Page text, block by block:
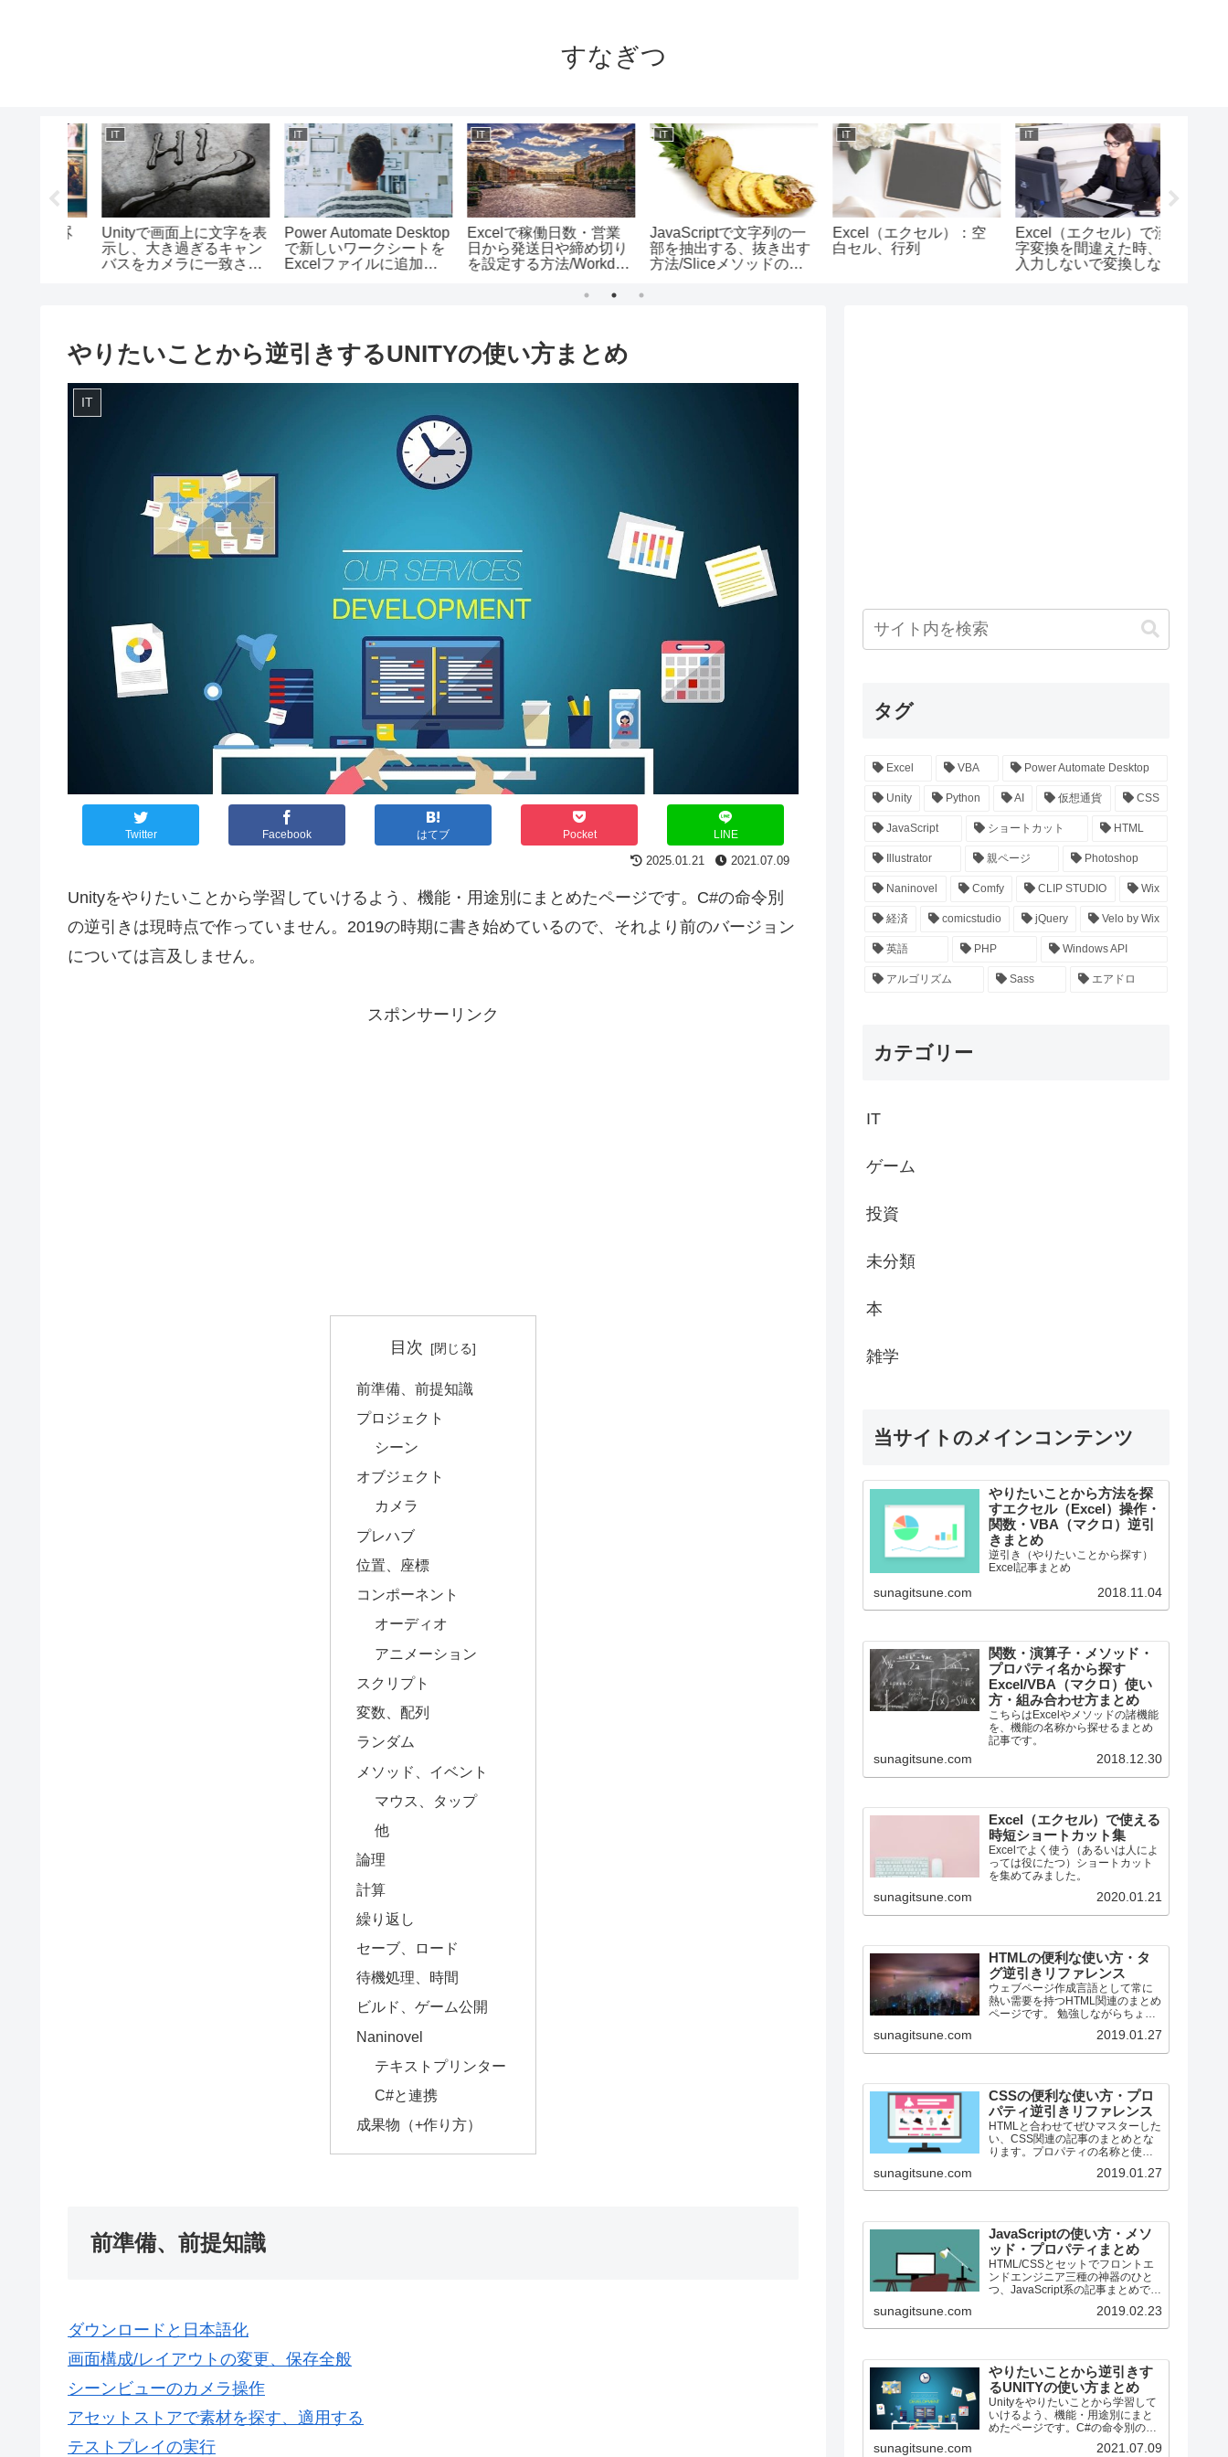
すなぎつ
IT
Unityで画面上に文字を表
示し、大き過ぎるキャン
バスをカメラに一致させ
Power Automate Desktop
で新しいワークシートを
Excelファイルに追加す
IT
Excelで稼働日数・営業
日から発送日や締め切り
を設定する方法/Workday
IT
JavaScriptで文字列の一
部を抽出する、抜き出す
方法/Sliceメソッドの使
Excel（エクセル）：空
白セル、行列
Excel（エクセル）で漢
字変換を間違えた時、再
入力しないで変換しなお
やりたいことから逆引きするUNITYの使い方まとめ
IT
Twitter Facebook はてブ Pocket LINE
2025.01.21 2021.07.09
Unityをやりたいことから学習していけるよう、機能・用途別にまとめたページです。C#の命令別
の逆引きは現時点で作っていません。2019の時期に書き始めているので、それより前のバージョン
については言及しません。
スポンサーリンク
目次
前準備、前提知識
プロジェクト
シーン
オブジェクト
カメラ
プレハブ
位置、座標
コンポーネント
オーディオ
アニメーション
スクリプト
変数、配列
ランダム
メソッド、イベント
マウス、タップ
他
論理
計算
繰り返し
セーブ、ロード
待機処理、時間
ビルド、ゲーム公開
Naninovel
テキストプリンター
C#と連携
成果物（+作り方）
前準備、前提知識
ダウンロードと日本語化
画面構成/レイアウトの変更、保存全般
シーンビューのカメラ操作
アセットストアで素材を探す、適用する
テストプレイの実行
タグ
Excel VBA Power Automate Desktop
Unity Python AI 仮想通貨 CSS
JavaScript ショートカット HTML
Illustrator 親ページ Photoshop
Naninovel Comfy CLIP STUDIO Wix
経済 comicstudio jQuery Velo by Wix
英語 PHP Windows API
アルゴリズム Sass エアドロ
カテゴリー
IT
ゲーム
投資
未分類
本
雑学
当サイトのメインコンテンツ
やりたいことから方法を探
すエクセル（Excel）操作・
関数・VBA（マクロ）逆引
きまとめ
逆引き（やりたいことから探す）
Excel記事まとめ
sunagitsune.com 2018.11.04
関数・演算子・メソッド・
プロパティ名から探す
Excel/VBA（マクロ）使い
方・組み合わせ方まとめ
こちらはExcelやメソッドの諸機能
を、機能の名称から探せるまとめ
記事です。
sunagitsune.com 2018.12.30
Excel（エクセル）で使える
時短ショートカット集
Excelでよく使う（あるいは人によ
っては役にたつ）ショートカット
を集めてみました。
sunagitsune.com 2020.01.21
HTMLの便利な使い方・タ
グ逆引きリファレンス
ウェブページ作成言語として常に
熱い需要を持つHTML関連のまとめ
ページです。 勉強しながらちょっ
sunagitsune.com 2019.01.27
CSSの便利な使い方・プロ
パティ逆引きリファレンス
HTMLと合わせてぜひマスターした
い、CSS関連の記事のまとめとな
ります。プロパティの名称と使用
ちょっととっても数少ないです
が、段々増える予定です。
sunagitsune.com 2019.01.27
JavaScriptの使い方・メソ
ッド・プロパティまとめ
HTML/CSSとセットでフロントエ
ンドエンジニア三種の神器のひと
つ、JavaScript系の記事まとめで
sunagitsune.com 2019.02.23
やりたいことから逆引きす
るUNITYの使い方まとめ
Unityをやりたいことから学習して
いけるよう、機能・用途別にまと
めたページです。C#の命令別の逆
引きは現時点で作っていません。
2019の時期に書き始めているの
sunagitsune.com 2021.07.09